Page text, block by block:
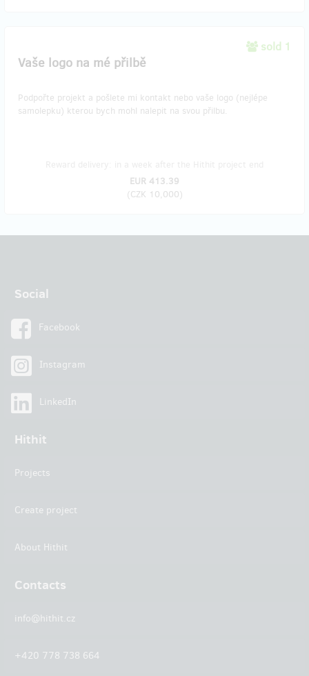
sold 1
Vaše logo na mé přilbě
Podpořte projekt a pošlete mi kontakt nebo vaše logo (nejlépe
samolepku) kterou bych mohl nalepit na svou přilbu.
EUR 413.39
(CZK 10,000)
Social
Facebook
Instagram
LinkedIn
Hithit
Projects
Create project
About Hithit
Contacts
info@hithit.cz
+420 778 738 664